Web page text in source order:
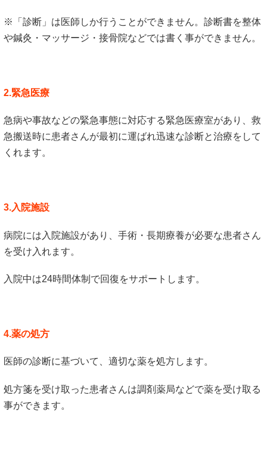
※「診断」は医師しか行うことができません。診断書を整体
や鍼灸・マッサージ・接骨院などでは書く事ができません。
2.緊急医療
急病や事故などの緊急事態に対応する緊急医療室があり、救
急搬送時に患者さんが最初に運ばれ迅速な診断と治療をして
くれます。
3.入院施設
病院には入院施設があり、手術・長期療養が必要な患者さん
を受け入れます。
入院中は24時間体制で回復をサポートします。
4.薬の処方
医師の診断に基づいて、適切な薬を処方します。
処方箋を受け取った患者さんは調剤薬局などで薬を受け取る
事ができます。